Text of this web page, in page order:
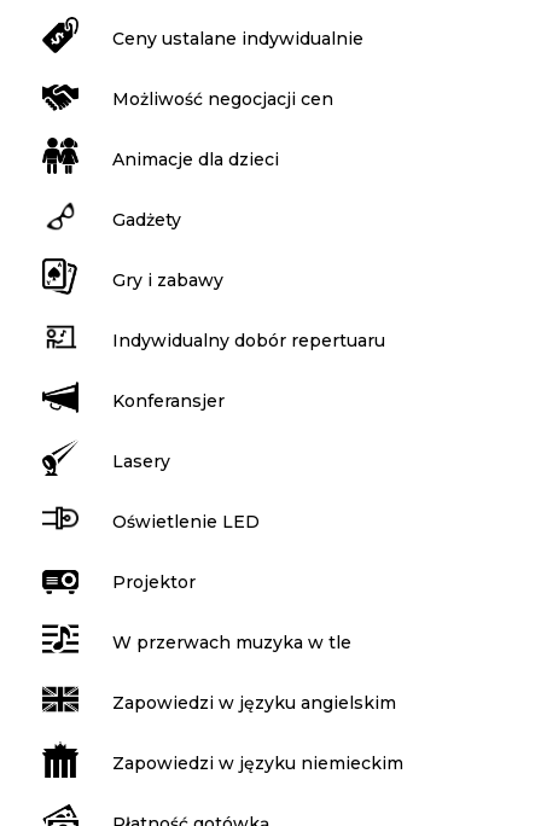
Ceny ustalane indywidualnie
Możliwość negocjacji cen
Animacje dla dzieci
Gadżety
Gry i zabawy
Indywidualny dobór repertuaru
Konferansjer
Lasery
Oświetlenie LED
Projektor
W przerwach muzyka w tle
Zapowiedzi w języku angielskim
Zapowiedzi w języku niemieckim